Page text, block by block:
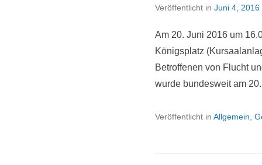
Veröffentlicht in Juni 4, 2016
Am 20. Juni 2016 um
Königsplatz
Betroffenen von Flucht
wurde bundesweit am
Veröffentlicht in Allgemein